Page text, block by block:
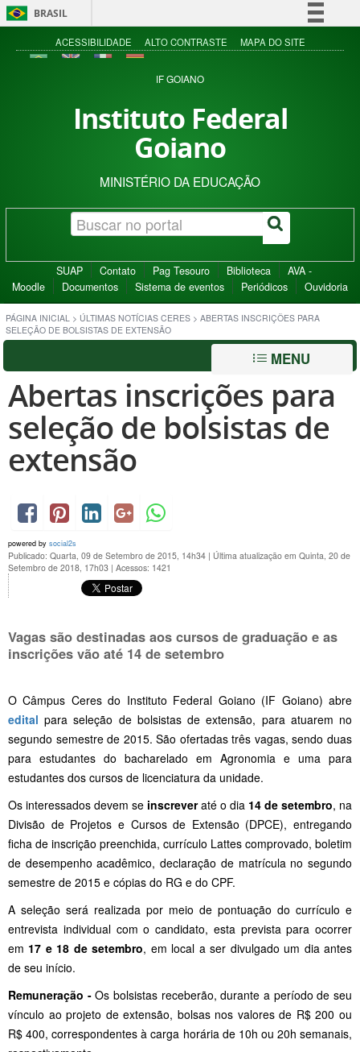
BRASIL
Simplifique!
Acesso à informação
ACESSIBILIDADE ALTO CONTRASTE MAPA DO SITE
IF GOIANO
Instituto Federal
Goiano
MINISTÉRIO DA EDUCAÇÃO
SUAP Contato Pag Tesouro Biblioteca
AVA -
Moodle
Documentos Sistema de eventos Periódicos Ouvidoria
PÁGINA INICIAL > ÚLTIMAS NOTÍCIAS CERES > ABERTAS INSCRIÇÕES PARA
SELEÇÃO DE BOLSISTAS DE EXTENSÃO
MENU
Abertas inscrições para
seleção de bolsistas de
extensão
powered by social2s
Publicado: Quarta, 09 de Setembro de 2015, 14h34 | Última atualização em Quinta, 20 de
Setembro de 2018, 17h03 | Acessos: 1421
Vagas são destinadas aos cursos de graduação e as
inscrições vão até 14 de setembro
O Câmpus Ceres do Instituto Federal Goiano (IF Goiano) abre
edital para seleção de bolsistas de extensão, para atuarem no
segundo semestre de 2015. São ofertadas três vagas, sendo duas
para estudantes do bacharelado em Agronomia e uma para
estudantes dos cursos de licenciatura da unidade.
Os interessados devem se inscreveraté o dia 14 de setembro, na
Divisão de Projetos e Cursos de Extensão (DPCE), entregando
ficha de inscrição preenchida, currículo Lattes comprovado, boletim
de desempenho acadêmico, declaração de matrícula no segundo
semestre de 2015 e cópias do RG e do CPF.
A seleção será realizada por meio de pontuação do currículo e
entrevista individual com o candidato, esta prevista para ocorrer
em 17 e 18 de setembro, em local a ser divulgado um dia antes
de seu início.
Remuneração -Os bolsistas receberão, durante a período de seu
vínculo ao projeto de extensão, bolsas nos valores de R$ 200 ou
R$ 400, correspondentes à carga horária de 10h ou 20h semanais,